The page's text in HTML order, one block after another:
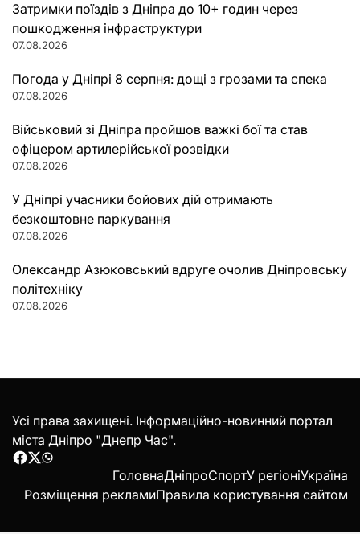
Затримки поїздів з Дніпра до 10+ годин через
пошкодження інфраструктури
07.08.2026
Погода у Дніпрі 8 серпня: дощі з грозами та спека
07.08.2026
Військовий зі Дніпра пройшов важкі бої та став
офіцером артилерійської розвідки
07.08.2026
У Дніпрі учасники бойових дій отримають
безкоштовне паркування
07.08.2026
Олександр Азюковський вдруге очолив Дніпровську
політехніку
07.08.2026
Усі права захищені. Інформаційно-новинний портал
міста Дніпро "Днепр Час".
Facebook
Twitter
WhatsApp
ГоловнаДніпроСпортУ регіоніУкраїна
Розміщення рекламиПравила користування сайтом